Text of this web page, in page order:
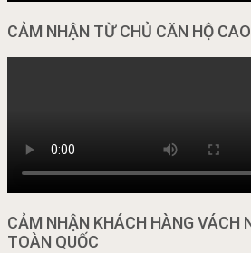
CẢM NHẬN TỪ CHỦ CĂN HỘ
CẢM NHẬN KHÁCH HÀNG VÁCH
TOÀN QUỐC